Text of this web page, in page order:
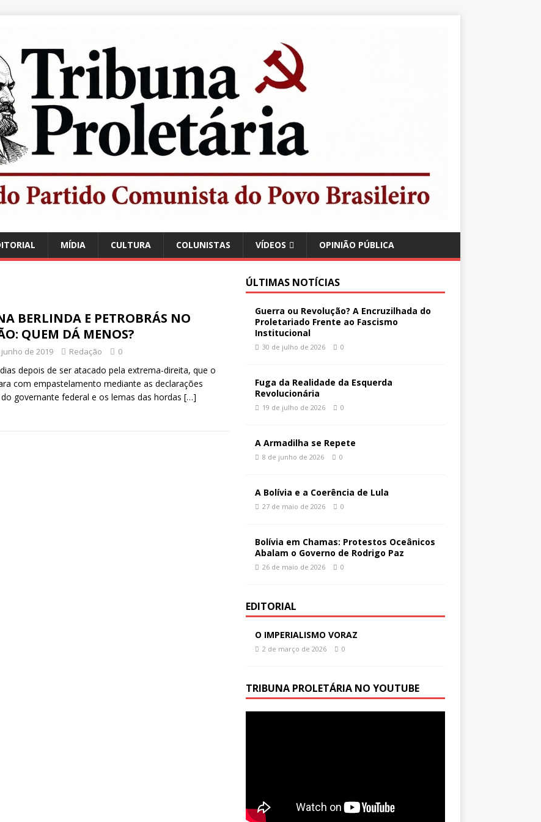
MÍDIA CULTURA COLUNISTAS VÍDEOS OPINIÃO PÚBLICA
BERLINDA E PETROBRÁS NO
QUEM DÁ MENOS?
junho de 2019 Redação 0
depois de ser atacado pela extrema-direita, que o
com empastelamento mediante as declarações
governante federal e os lemas das hordas […]
ÚLTIMAS NOTÍCIAS
Guerra ou Revolução? A Encruzilhada do
Proletariado Frente ao Fascismo
Institucional
30 de julho de 2026 0
Fuga da Realidade da Esquerda
Revolucionária
19 de julho de 2026 0
A Armadilha se Repete
8 de junho de 2026 0
A Bolívia e a Coerência de Lula
27 de maio de 2026 0
Bolívia em Chamas: Protestos Oceânicos
Abalam o Governo de Rodrigo Paz
26 de maio de 2026 0
EDITORIAL
O IMPERIALISMO VORAZ
2 de março de 2026 0
TRIBUNA PROLETÁRIA NO YOUTUBE